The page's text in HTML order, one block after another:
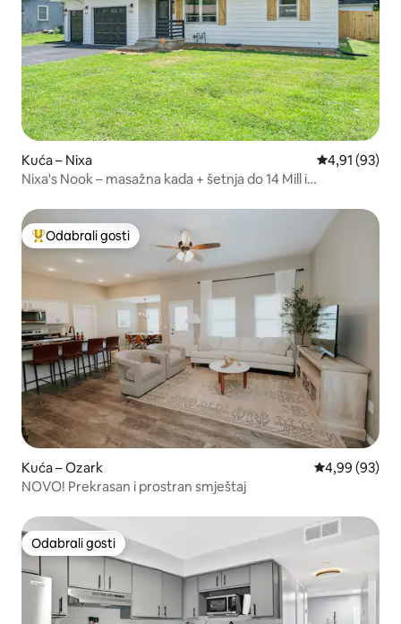
Kuća – Nixa Prosječna
4,91 (93)
Nixa's Nook – masažna kada + šetnja do 14 Mill i
Među najviše rangiranima s oznakom „Odabrali gosti”
Odabrali gosti
Kuća – Ozark Prosječna
4,99 (93)
NOVO! Prekrasan i prostran smještaj
Odabrali gosti
Odabrali gosti